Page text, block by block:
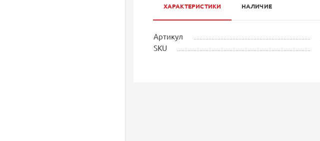
ХАРАКТЕРИСТИКИ НАЛИЧИЕ
Артикул
SKU